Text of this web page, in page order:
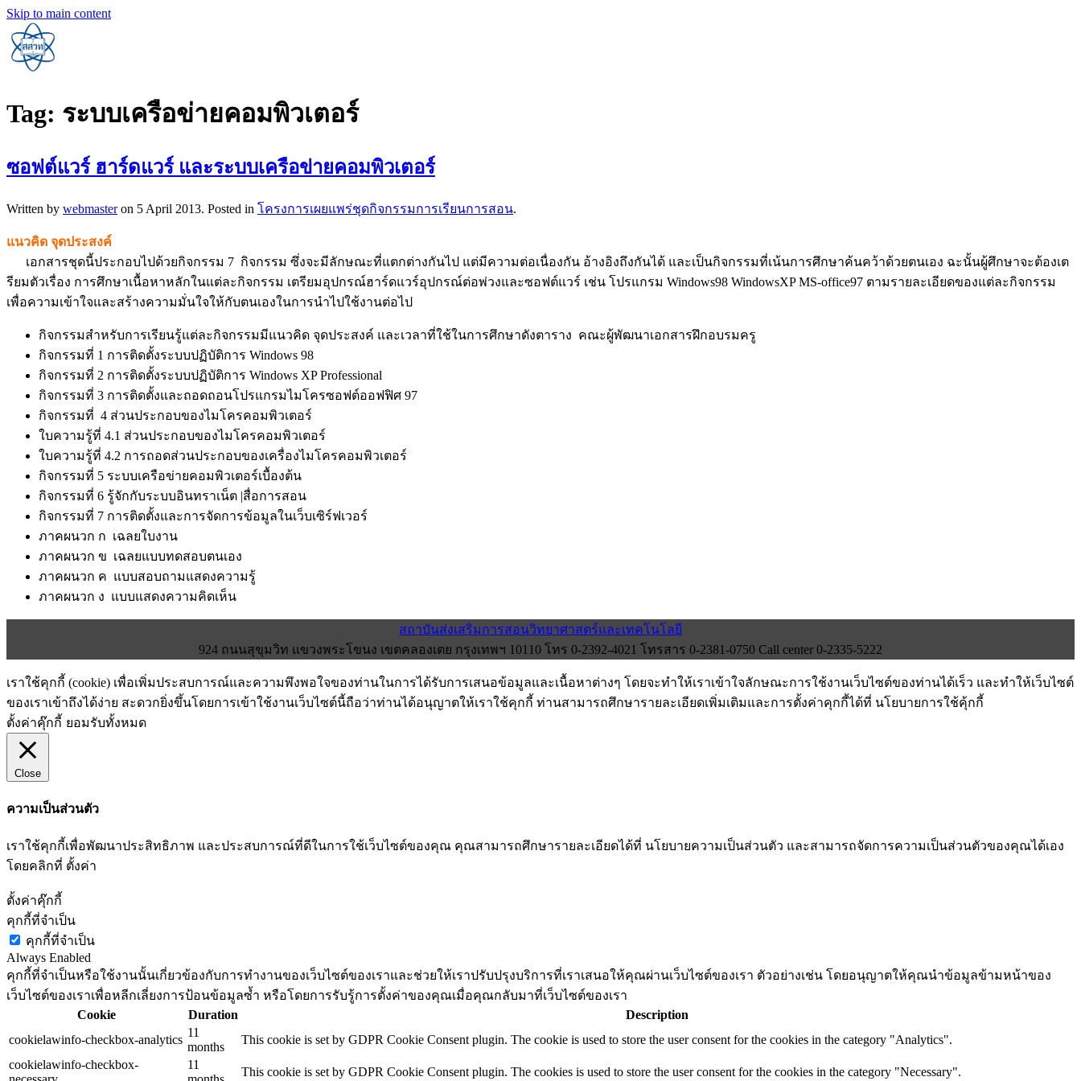
Skip to main content
Tag: ระบบเครือข่ายคอมพิวเตอร์
ซอฟต์แวร์ ฮาร์ดแวร์ และระบบเครือข่ายคอมพิวเตอร์
Written by webmasteron 5 April 2013. Posted in โครงการเผยแพร่ชุดกิจกรรมการเรียนการสอน.
แนวคิด จุดประสงค์
เอกสารชุดนี้ประกอบไปด้วยกิจกรรม 7 กิจกรรม ซึ่งจะมีลักษณะที่แตกต่างกันไป แต่มีความต่อเนื่องกัน อ้างอิงถึงกันได้ และเป็นกิจกรรมที่เน้นการศึกษาค้นคว้าด้วยตนเอง ฉะนั้นผู้ศึกษาจะต้องเต
รียมตัวเรื่อง การศึกษาเนื้อหาหลักในแต่ละกิจกรรม เตรียมอุปกรณ์ฮาร์ดแวร์อุปกรณ์ต่อพ่วงและซอฟต์แวร์ เช่น โปรแกรม Windows98 WindowsXP MS-office97 ตามรายละเอียดของแต่ละกิจกรรม
เพื่อความเข้าใจและสร้างความมั่นใจให้กับตนเองในการนำไปใช้งานต่อไป
กิจกรรมสำหรับการเรียนรู้แต่ละกิจกรรมมีแนวคิด จุดประสงค์ และเวลาที่ใช้ในการศึกษาดังตาราง คณะผู้พัฒนาเอกสารฝึกอบรมครู
กิจกรรมที่ 1 การติดตั้งระบบปฏิบัติการ Windows 98
กิจกรรมที่ 2 การติดตั้งระบบปฏิบัติการ Windows XP Professional
กิจกรรมที่ 3 การติดตั้งและถอดถอนโปรแกรมไมโครซอฟต์ออฟฟิศ 97
กิจกรรมที่ 4 ส่วนประกอบของไมโครคอมพิวเตอร์
ใบความรู้ที่ 4.1 ส่วนประกอบของไมโครคอมพิวเตอร์
ใบความรู้ที่ 4.2 การถอดส่วนประกอบของเครื่องไมโครคอมพิวเตอร์
กิจกรรมที่ 5 ระบบเครือข่ายคอมพิวเตอร์เบื้องต้น
กิจกรรมที่ 6 รู้จักกับระบบอินทราเน็ต |สื่อการสอน
กิจกรรมที่ 7 การติดตั้งและการจัดการข้อมูลในเว็บเซิร์ฟเวอร์
ภาคผนวก ก เฉลยใบงาน
ภาคผนวก ข เฉลยแบบทดสอบตนเอง
ภาคผนวก ค แบบสอบถามแสดงความรู้
ภาคผนวก ง แบบแสดงความคิดเห็น
สถาบันส่งเสริมการสอนวิทยาศาสตร์และเทคโนโลยี
924 ถนนสุขุมวิท แขวงพระโขนง เขตคลองเตย กรุงเทพฯ 10110 โทร 0-2392-4021 โทรสาร 0-2381-0750 Call center 0-2335-5222
เราใช้คุกกี้ (cookie) เพื่อเพิ่มประสบการณ์และความพึงพอใจของท่านในการได้รับการเสนอข้อมูลและเนื้อหาต่างๆ โดยจะทำให้เราเข้าใจลักษณะการใช้งานเว็บไซต์ของท่านได้เร็ว และทำให้เว็บไซต์
ของเราเข้าถึงได้ง่าย สะดวกยิ่งขึ้นโดยการเข้าใช้งานเว็บไซต์นี้ถือว่าท่านได้อนุญาตให้เราใช้คุกกี้ ท่านสามารถศึกษารายละเอียดเพิ่มเติมและการตั้งค่าคุกกี้ได้ที่ นโยบายการใช้คุ้กกี้
ตั้งค่าคุ๊กกี้ ยอมรับทั้งหมด
Close
ความเป็นส่วนตัว
เราใช้คุกกี้เพื่อพัฒนาประสิทธิภาพ และประสบการณ์ที่ดีในการใช้เว็บไซต์ของคุณ คุณสามารถศึกษารายละเอียดได้ที่ นโยบายความเป็นส่วนตัว และสามารถจัดการความเป็นส่วนตัวของคุณได้เอง
โดยคลิกที่ ตั้งค่า
ตั้งค่าคุ๊กกี้
คุกกี้ที่จำเป็น
คุกกี้ที่จำเป็น
Always Enabled
คุกกี้ที่จำเป็นหรือใช้งานนั้นเกี่ยวข้องกับการทำงานของเว็บไซต์ของเราและช่วยให้เราปรับปรุงบริการที่เราเสนอให้คุณผ่านเว็บไซต์ของเรา ตัวอย่างเช่น โดยอนุญาตให้คุณนำข้อมูลข้ามหน้าของ
เว็บไซต์ของเราเพื่อหลีกเลี่ยงการป้อนข้อมูลซ้ำ หรือโดยการรับรู้การตั้งค่าของคุณเมื่อคุณกลับมาที่เว็บไซต์ของเรา
Cookie
Duration
Description
cookielawinfo-checkbox-analytics
11
months
This cookie is set by GDPR Cookie Consent plugin. The cookie is used to store the user consent for the cookies in the category "Analytics".
cookielawinfo-checkbox-
11
This cookie is set by GDPR Cookie Consent plugin. The cookies is used to store the user consent for the cookies in the category "Necessary".